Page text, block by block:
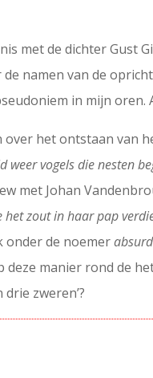
met de dichter Gust
namen van de
in mijn
over het ontstaan van
weer vogels die nesten
met Johan
het zout in haar pap
onder de noemer
deze manier rond de
zweren’?